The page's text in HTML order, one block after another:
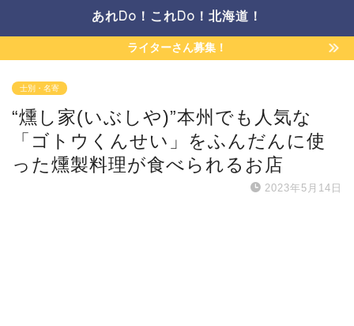
あれDo！これDo！北海道！
ライターさん募集！
士別・名寄
“燻し家(いぶしや)”本州でも人気な
「ゴトウくんせい」をふんだんに使
った燻製料理が食べられるお店
2023年5月14日